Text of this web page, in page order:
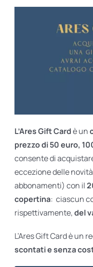
L’Ares Gift Cardè un
prezzo di 50 euro,
consente di
eccezione delle
abbonamenti) con il
copertina: ciascun
rispettivamente,del
L’Ares Gift Card è un
scontati esenza